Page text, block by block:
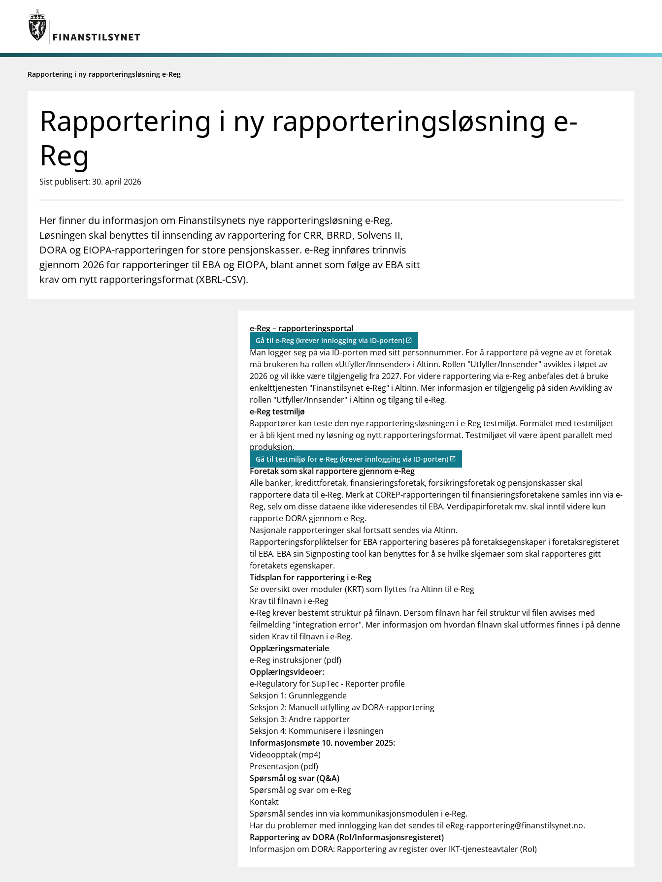
Rapportering i ny rapporteringsløsning e-Reg
Rapportering i ny rapporteringsløsning e-
Reg
Sist publisert: 30. april 2026
Her finner du informasjon om Finanstilsynets nye rapporteringsløsning e-Reg.
Løsningen skal benyttes til innsending av rapportering for CRR, BRRD, Solvens II,
DORA og EIOPA-rapporteringen for store pensjonskasser. e-Reg innføres trinnvis
gjennom 2026 for rapporteringer til EBA og EIOPA, blant annet som følge av EBA sitt
krav om nytt rapporteringsformat (XBRL-CSV).
e-Reg – rapporteringsportal
Gå til e-Reg (krever innlogging via ID-porten)
Man logger seg på via ID-porten med sitt personnummer. For å rapportere på vegne av et foretak
må brukeren ha rollen «Utfyller/Innsender» i Altinn. Rollen "Utfyller/Innsender" avvikles i løpet av
2026 og vil ikke være tilgjengelig fra 2027. For videre rapportering via e-Reg anbefales det å bruke
enkelttjenesten "Finanstilsynet e-Reg" i Altinn. Mer informasjon er tilgjengelig på siden Avvikling av
rollen "Utfyller/Innsender" i Altinn og tilgang til e-Reg.
e-Reg testmiljø
Rapportører kan teste den nye rapporteringsløsningen i e-Reg testmiljø. Formålet med testmiljøet
er å bli kjent med ny løsning og nytt rapporteringsformat. Testmiljøet vil være åpent parallelt med
produksjon.
Gå til testmiljø for e-Reg (krever innlogging via ID-porten)
Foretak som skal rapportere gjennom e-Reg
Alle banker, kredittforetak, finansieringsforetak, forsikringsforetak og pensjonskasser skal
rapportere data til e-Reg. Merk at COREP-rapporteringen til finansieringsforetakene samles inn via e-
Reg, selv om disse dataene ikke videresendes til EBA. Verdipapirforetak mv. skal inntil videre kun
rapporte DORA gjennom e-Reg.
Nasjonale rapporteringer skal fortsatt sendes via Altinn.
Rapporteringsforpliktelser for EBA rapportering baseres på foretaksegenskaper i foretaksregisteret
til EBA. EBA sin Signposting tool kan benyttes for å se hvilke skjemaer som skal rapporteres gitt
foretakets egenskaper.
Tidsplan for rapportering i e-Reg
Se oversikt over moduler (KRT) som flyttes fra Altinn til e-Reg
Krav til filnavn i e-Reg
e-Reg krever bestemt struktur på filnavn. Dersom filnavn har feil struktur vil filen avvises med
feilmelding "integration error". Mer informasjon om hvordan filnavn skal utformes finnes i på denne
siden Krav til filnavn i e-Reg.
Opplæringsmateriale
e-Reg instruksjoner (pdf)
Opplæringsvideoer:
e-Regulatory for SupTec - Reporter profile
Seksjon 1: Grunnleggende
Seksjon 2: Manuell utfylling av DORA-rapportering
Seksjon 3: Andre rapporter
Seksjon 4: Kommunisere i løsningen
Informasjonsmøte 10. november 2025:
Videoopptak (mp4)
Presentasjon (pdf)
Spørsmål og svar (Q&A)
Spørsmål og svar om e-Reg
Kontakt
Spørsmål sendes inn via kommunikasjonsmodulen i e-Reg.
Har du problemer med innlogging kan det sendes til eReg-rapportering@finanstilsynet.no.
Rapportering av DORA (RoI/Informasjonsregisteret)
Informasjon om DORA: Rapportering av register over IKT-tjenesteavtaler (RoI)